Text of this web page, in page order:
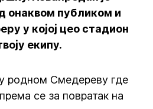
онаквом публиком и
у којој цео стадион
екипу.
родном Смедереву где
се за повратак на